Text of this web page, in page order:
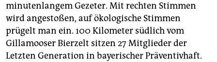
minutenlangem Gezeter. Mit rechten Stimmen
wird angestoßen, auf ökologische Stimmen
prügelt man ein. 100 Kilometer südlich vom
Gillamooser Bierzelt sitzen 27 Mitglieder der
Letzten Generation in bayerischer Präventivhaft.